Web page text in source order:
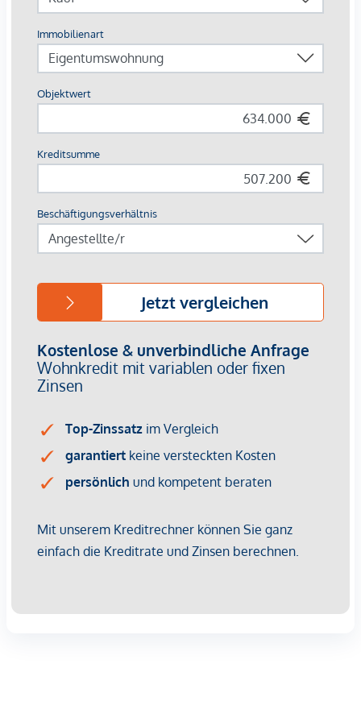
zeitgemäß adaptiert und mit innenhofseitigen Außenflächen
ausgestattet. Die Wohnungen in den Hoftrakten und im
Dachgeschoß bieten viel Raum für Neues: offene,
lichtdurchflutete Wohnräume und großzügige Gärten,
Loggien und Terrassen.
Revitalisiertes Gründerzeithaus
47 Zweizimmerapartments
2 Dreizimmerapartments
1- bis 3-Zimmereinheiten
Gärten, Loggien und Terrassen
Fernwärme
Die Höhe der Betriebskosten und Rücklagen sind noch nicht
bekannt.
von EUR 337.000,- bis EUR 916.000,- netto zzgl. 20% USt.
Provisionsfrei für den Käufer!
Fertigstellung: bereits erfolgt
Bei diesem Angebot handelt es sich um eine
Vorsorgewohnung, die zu Vermietungszwecken erworben